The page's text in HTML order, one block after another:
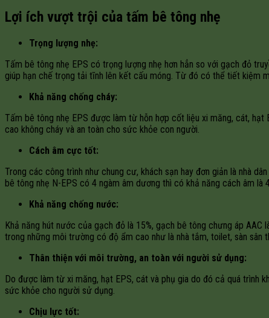
Lợi ích vượt trội của tấm bê tông nhẹ
Trọng lượng nhẹ:
Tấm bê tông nhẹ EPS có trọng lượng nhẹ hơn hẳn so với gạch đỏ
giúp hạn chế trọng tải tĩnh lên kết cấu móng. Từ đó có thể tiết kiệm
Khả năng chống cháy:
Tấm bê tông nhẹ EPS được làm từ hỗn hợp cốt liệu xi măng, cát,
cao không cháy và an toàn cho sức khỏe con người.
Cách âm cực tốt:
Trong các công trình như chung cư, khách sạn hay đơn giản là nhà
bê tông nhẹ N-EPS có 4 ngàm âm dương thì có khả năng cách âm
Khả năng chống nước:
Khả năng hút nước của gạch đỏ là 15%, gạch bê tông chưng áp
trong những môi trường có độ ẩm cao như là nhà tắm, toilet, sàn sân
Thân thiện với môi trường, an toàn với người sử dụng:
Do được làm từ xi măng, hạt EPS, cát và phụ gia do đó cả quá trình
sức khỏe cho người sử dụng.
Chịu lực tốt: